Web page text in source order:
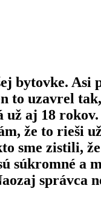
bytovke.
uzavrel
už aj 18
že to rieši
sme zistili,
súkromné a
správca